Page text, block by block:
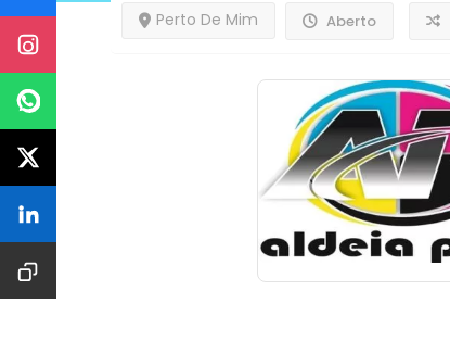
Aberto
Perto De Mim